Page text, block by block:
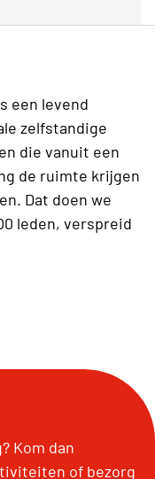
een levend
zelfstandige
die vanuit een
de ruimte krijgen
Dat doen we
leden, verspreid
Kom dan
of bezorg